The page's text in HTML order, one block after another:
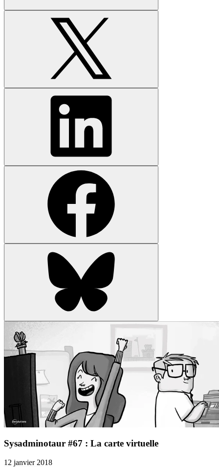
Sysadminotaur #67 : La carte virtuelle
12 janvier 2018